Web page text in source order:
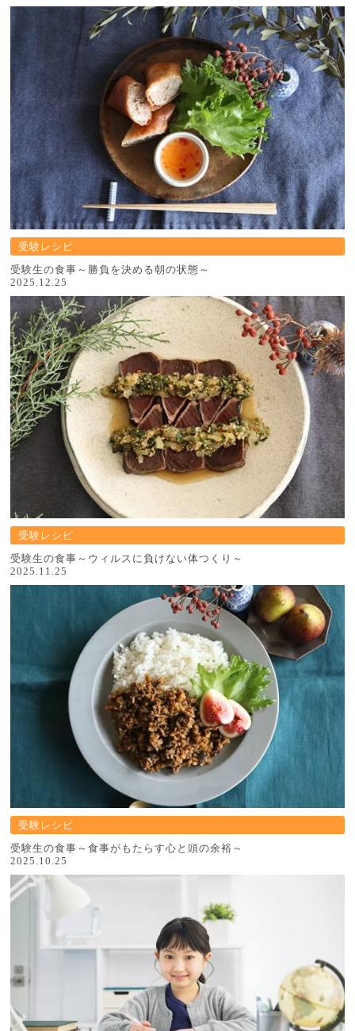
受験レシピ
受験生の食事～勝負を決める朝の状態～
2025.12.25
受験レシピ
受験生の食事～ウィルスに負けない体つくり～
2025.11.25
受験レシピ
受験生の食事～食事がもたらす心と頭の余裕～
2025.10.25